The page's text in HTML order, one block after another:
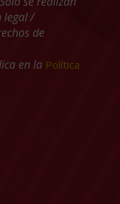
legal /
de
en la Política